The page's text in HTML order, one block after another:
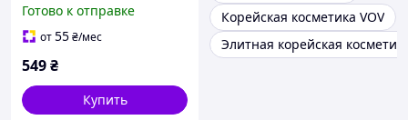
Готово к отправке
от55₴/мес
549₴
Купить
Корейская косметика VOV
Элитная корейская